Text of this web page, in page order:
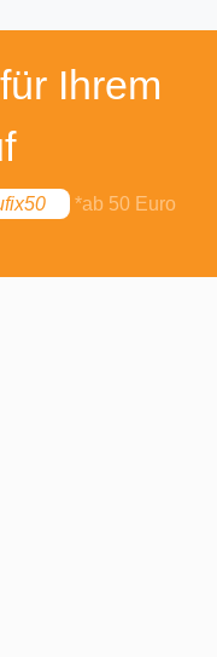
für Ihrem
*ab 50 Euro